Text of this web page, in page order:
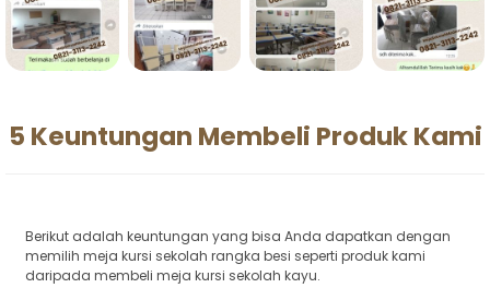
5 Keuntungan Membeli Produk Kami
Berikut adalah keuntungan yang bisa Anda dapatkan dengan
memilih meja kursi sekolah rangka besi seperti produk kami
daripada membeli meja kursi sekolah kayu.